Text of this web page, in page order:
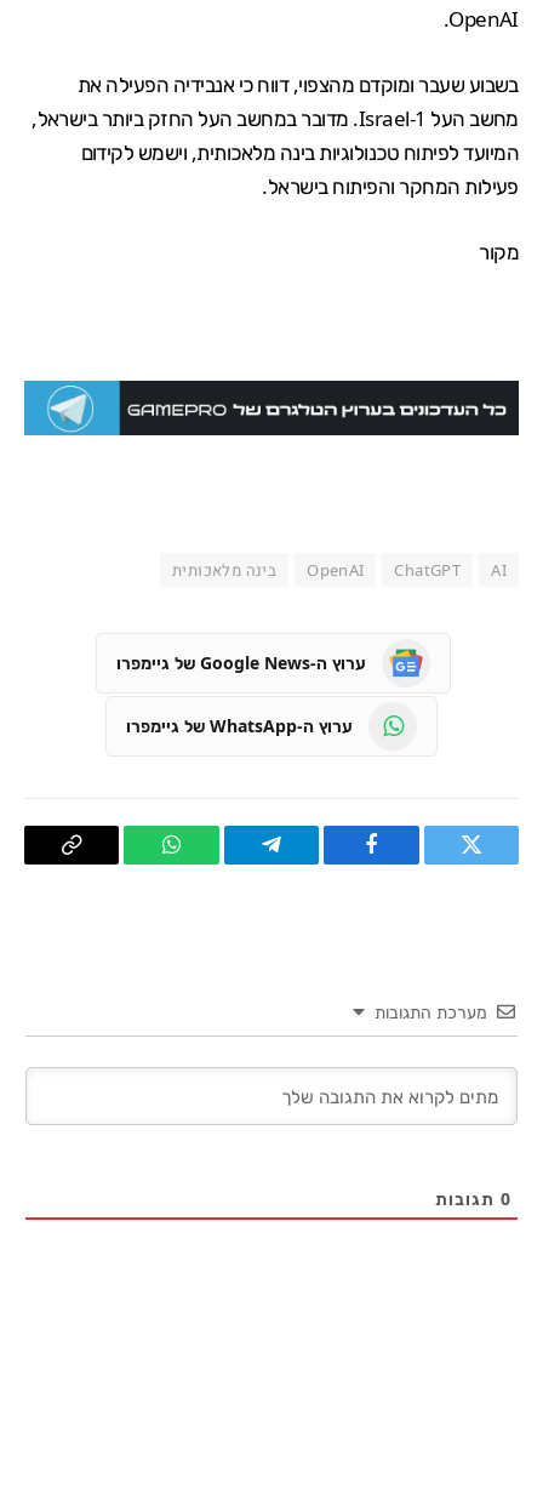
OpenAI.
בשבוע שעבר ומוקדם מהצפוי, דווח כי אנבידיה הפעילה את
מחשב העל Israel-1. מדובר במחשב העל החזק ביותר בישראל,
המיועד לפיתוח טכנולוגיות בינה מלאכותית, וישמש לקידום
פעילות המחקר והפיתוח בישראל.
מקור
AI
ChatGPT
OpenAI בינה מלאכותית
ערוץ ה-Google News של גיימפרו
ערוץ ה-WhatsApp של גיימפרו
טוויטר פייסבוק Telegram
WhatsApp העתק
מערכת התגובות
0 תגובות